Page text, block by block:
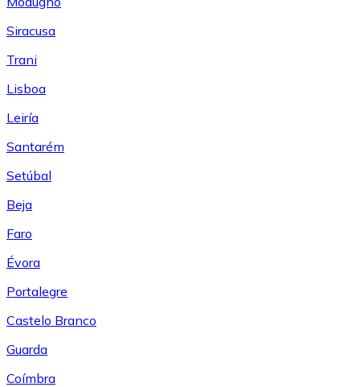
Siracusa
Trani
Lisboa
Leiría
Santarém
Setúbal
Beja
Faro
Évora
Portalegre
Castelo Branco
Guarda
Coímbra